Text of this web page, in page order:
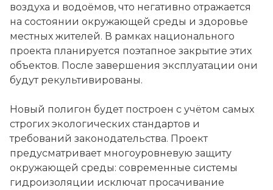
воздуха и водоёмов, что негативно отражается
на состоянии окружающей среды и здоровье
местных жителей. В рамках национального
проекта планируется поэтапное закрытие этих
объектов. После завершения эксплуатации они
будут рекультивированы.
Новый полигон будет построен с учётом самых
строгих экологических стандартов и
требований законодательства. Проект
предусматривает многоуровневую защиту
окружающей среды: современные системы
гидроизоляции исключат просачивание